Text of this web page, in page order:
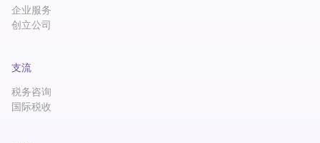
企业服务
创立公司
支流
税务咨询
国际税收